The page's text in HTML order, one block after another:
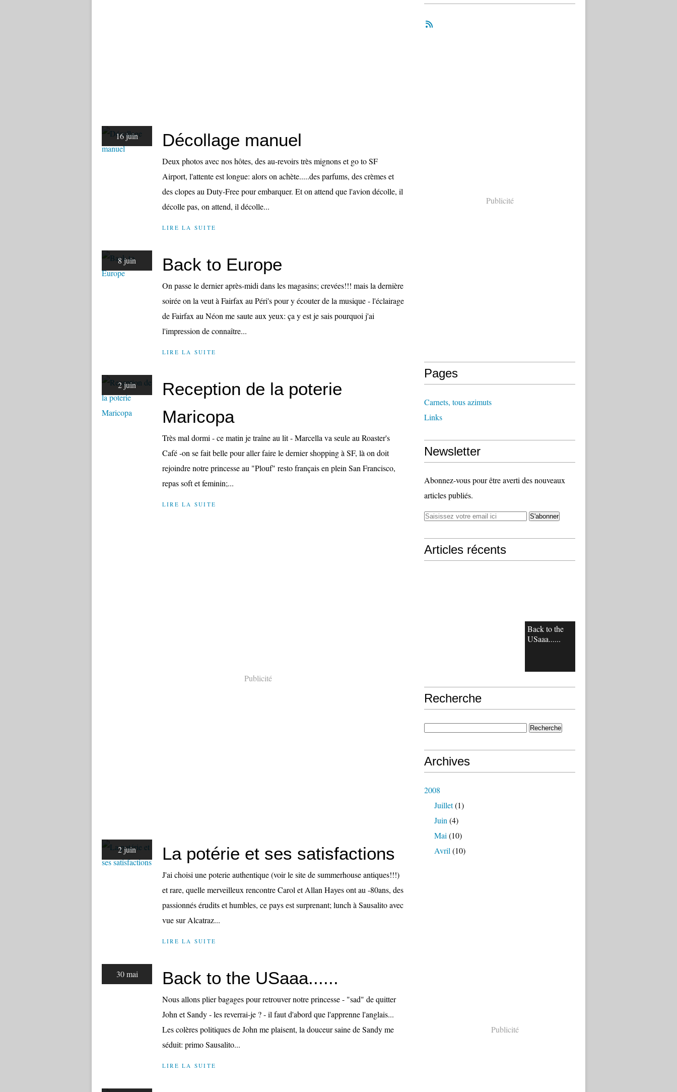
16 juin Décollage manuel
Deux photos avec nos hôtes, des au-revoirs très mignons et go to SF
Airport, l'attente est longue: alors on achète.....des parfums, des crèmes et
des clopes au Duty-Free pour embarquer. Et on attend que l'avion décolle, il
décolle pas, on attend, il décolle...
LIRE LA SUITE
8 juin Back to Europe
On passe le dernier après-midi dans les magasins; crevées!!! mais la dernière
soirée on la veut à Fairfax au Péri's pour y écouter de la musique - l'éclairage
de Fairfax au Néon me saute aux yeux: ça y est je sais pourquoi j'ai
l'impression de connaître...
LIRE LA SUITE
2 juin
Reception de la poterie
Maricopa
Très mal dormi - ce matin je traîne au lit - Marcella va seule au Roaster's
Café -on se fait belle pour aller faire le dernier shopping à SF, là on doit
rejoindre notre princesse au "Plouf" resto français en plein San Francisco,
repas soft et feminin;...
LIRE LA SUITE
Publicité
2 juin La potérie et ses satisfactions
J'ai choisi une poterie authentique (voir le site de summerhouse antiques!!!)
et rare, quelle merveilleux rencontre Carol et Allan Hayes ont au -80ans, des
passionnés érudits et humbles, ce pays est surprenant; lunch à Sausalito avec
vue sur Alcatraz...
LIRE LA SUITE
30 mai Back to the USaaa......
Nous allons plier bagages pour retrouver notre princesse - "sad" de quitter
John et Sandy - les reverrai-je ? - il faut d'abord que l'apprenne l'anglais...
Les colères politiques de John me plaisent, la douceur saine de Sandy me
séduit: primo Sausalito...
LIRE LA SUITE
Publicité
Pages
Carnets, tous azimuts
Links
Newsletter
Abonnez-vous pour être averti des nouveaux
articles publiés.
Articles récents
Back to the
USaaa......
Recherche
Archives
2008
Juillet(1)
Juin (4)
Mai (10)
Avril (10)
Publicité